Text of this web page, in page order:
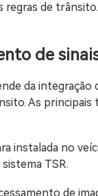
regras de trânsito.
de
da integração
As principais
instalada no
TSR.
de